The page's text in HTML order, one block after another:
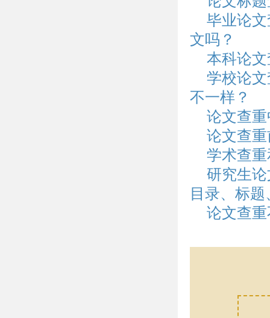
毕业论
文吗？
本科论
学校论
不一样？
论文查
论文查
学术查
研究生
目录、标
论文查